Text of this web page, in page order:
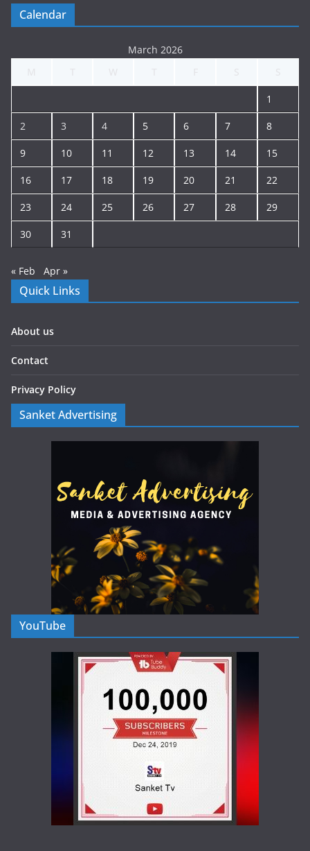
Calendar
March 2026
1
2 3 4 5 6 7 8
9 10 11 12 13 14 15
16 17 18 19 20 21 22
23 24 25 26 27 28 29
30 31
« Feb Apr »
Quick Links
About us
Contact
Privacy Policy
Sanket Advertising
YouTube